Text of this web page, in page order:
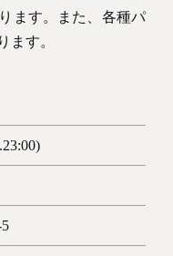
ます。また、各種パ
ます。